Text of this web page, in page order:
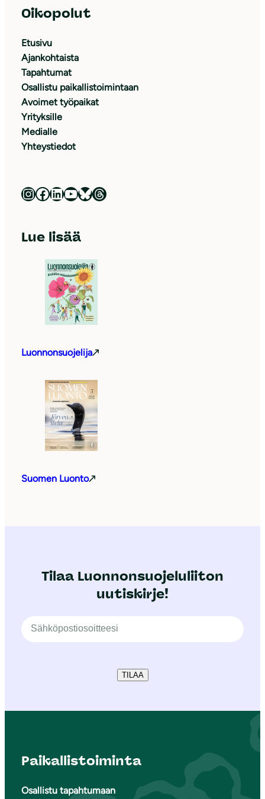
Oikopolut
Etusivu
Ajankohtaista
Tapahtumat
Osallistu paikallistoimintaan
Avoimet työpaikat
Yrityksille
Medialle
Yhteystiedot
Luonnonsuojeluliitto Instagramissa Luonnonsuojeluliitto Facebookissa Luonnonsuojeluliitto LinkedInissä Luonnonsuojeluliiton YouTube-kanava Luonnonsuojeluliitto Blueskyssa Luonnonsuojeluliitto Threadsissa
Lue lisää
Luonnonsuojelija
Suomen Luonto
Tilaa Luonnonsuojeluliiton
uutiskirje!
TILAA
Paikallistoiminta
Osallistu tapahtumaan